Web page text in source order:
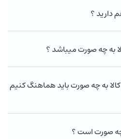
دارید ؟
به چه صورت میباشد ؟
به چه صورت باید هماهنگ کنیم
چه صورت است ؟